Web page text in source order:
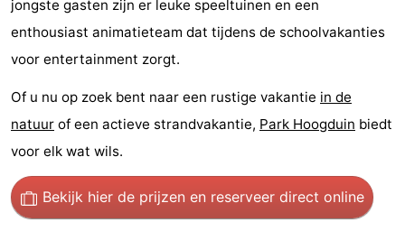
Binnenspeeltuinen
-
Minigolfbanen
Wellness
centra
Dorpen
Steden
Natuur
Sporten
jongste gasten zijn er leuke speeltuinen en een
enthousiast animatieteam dat tijdens de schoolvakanties
voor entertainment zorgt.
Of u nu op zoek bent naar een rustige vakantie in de
natuur of een actieve strandvakantie, Park Hoogduin biedt
voor elk wat wils.
Bekijk hier de prijzen en reserveer direct online